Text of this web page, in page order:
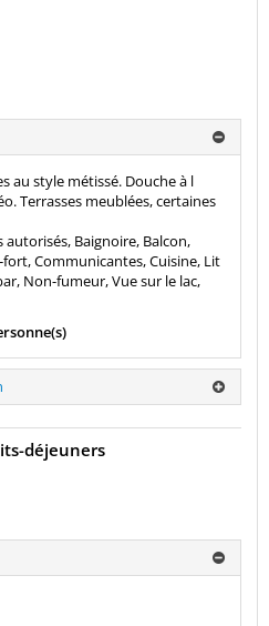
au style métissé. Douche à l
Terrasses meublées, certaines
Baignoire, Balcon,
Communicantes, Cuisine, Lit
Non-fumeur, Vue sur le lac,
déjeuners